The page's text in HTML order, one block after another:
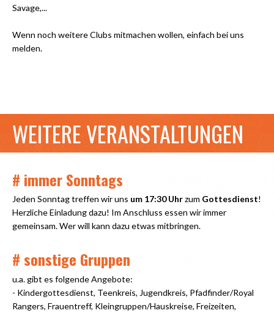
Savage,...
Wenn noch weitere Clubs mitmachen wollen, einfach bei uns
melden.
WEITERE VERANSTALTUNGEN
# immer Sonntags
Jeden Sonntag treffen wir uns um 17:30 Uhrzum Gottesdienst!
Herzliche Einladung dazu! Im Anschluss essen wir immer
gemeinsam. Wer will kann dazu etwas mitbringen.
# sonstige Gruppen
u.a. gibt es folgende Angebote:
- Kindergottesdienst, Teenkreis, Jugendkreis, Pfadfinder/Royal
Rangers, Frauentreff, Kleingruppen/Hauskreise, Freizeiten,